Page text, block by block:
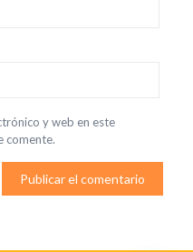
y web en este
comente.